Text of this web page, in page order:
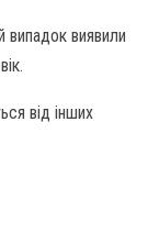
виявили
від інших